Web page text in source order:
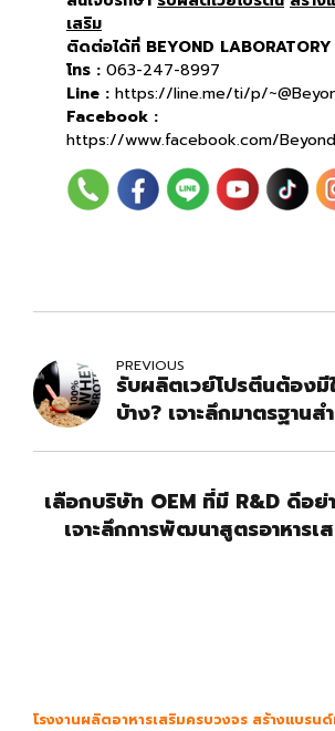
เสริม
ติดต่อได้ที่ BEYOND LABORATORY
โทร : 063-247-8997
Line : https://line.me/ti/p/
Facebook :
https://www.facebook.com/
PREVIOUS
รับผลิตเวย์โปรตีนต้องมี
บ้าง? เจาะลึกมาตรฐาน
เลือกบริษัท OEM ที่มี R&D ดีอย่
เจาะลึกการพัฒนาสูตรอาหารเ
โรงงานผลิตอาหารเสริมครบวงจร สร้างแบรน